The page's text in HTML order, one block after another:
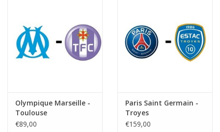
Olympique Marseille -
Toulouse
€89,00
Paris Saint Germain -
Troyes
€159,00